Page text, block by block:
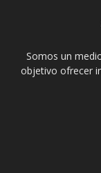
Somos un
objetivo ofrecer